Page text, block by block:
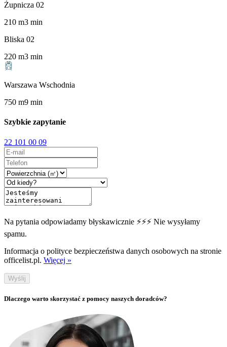
Żupnicza 02
210 m3 min
Bliska 02
220 m3 min
Warszawa Wschodnia
750 m9 min
Szybkie zapytanie
22 101 00 09
Na pytania odpowiadamy błyskawicznie ⚡⚡⚡ Nie wysyłamy
spamu.
Informacja o polityce bezpieczeństwa danych osobowych na stronie
officelist.pl. Więcej »
Wyślij
Dlaczego warto skorzystać z pomocy naszych doradców?